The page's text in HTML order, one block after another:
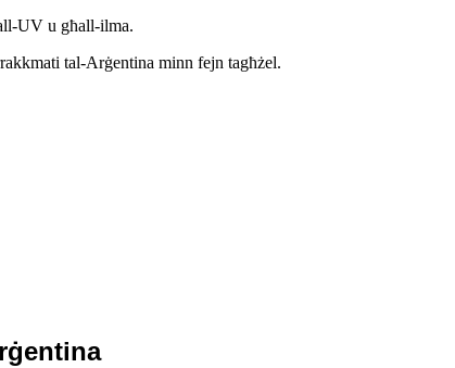
UV u għall-ilma.
tal-Arġentina minn fejn tagħżel.